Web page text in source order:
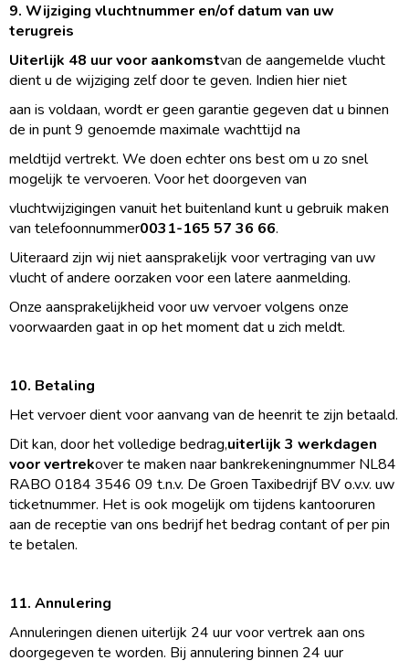
9. Wijziging vluchtnummer en/of datum van uw
terugreis
Uiterlijk 48 uur voor aankomstvan de aangemelde vlucht
dient u de wijziging zelf door te geven. Indien hier niet
aan is voldaan, wordt er geen garantie gegeven dat u binnen
de in punt 9 genoemde maximale wachttijd na
meldtijd vertrekt. We doen echter ons best om u zo snel
mogelijk te vervoeren. Voor het doorgeven van
vluchtwijzigingen vanuit het buitenland kunt u gebruik maken
van telefoonnummer0031-165 57 36 66.
Uiteraard zijn wij niet aansprakelijk voor vertraging van uw
vlucht of andere oorzaken voor een latere aanmelding.
Onze aansprakelijkheid voor uw vervoer volgens onze
voorwaarden gaat in op het moment dat u zich meldt.
10. Betaling
Het vervoer dient voor aanvang van de heenrit te zijn betaald.
Dit kan, door het volledige bedrag,uiterlijk 3 werkdagen
voor vertrekover te maken naar bankrekeningnummer NL84
RABO 0184 3546 09 t.n.v. De Groen Taxibedrijf BV o.v.v. uw
ticketnummer. Het is ook mogelijk om tijdens kantooruren
aan de receptie van ons bedrijf het bedrag contant of per pin
te betalen.
11. Annulering
Annuleringen dienen uiterlijk 24 uur voor vertrek aan ons
doorgegeven te worden. Bij annulering binnen 24 uur